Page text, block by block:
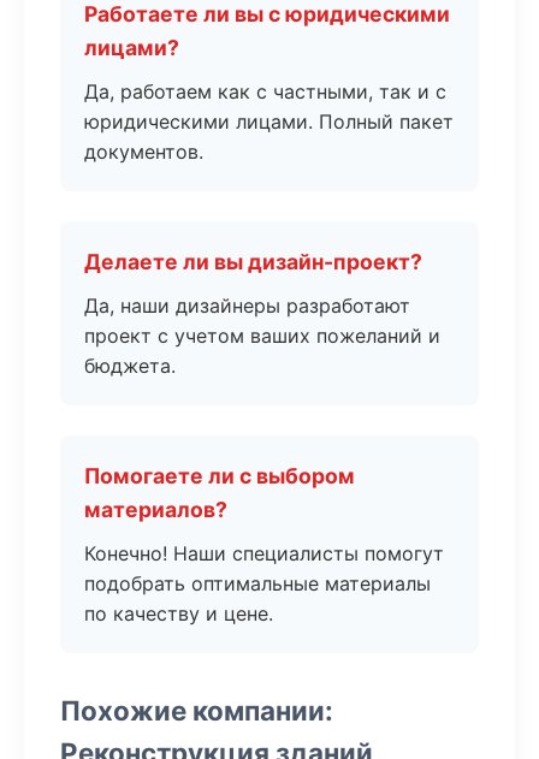
Работаете ли вы с юридическими
лицами?
Да, работаем как с частными, так и с
юридическими лицами. Полный пакет
документов.
Делаете ли вы дизайн-проект?
Да, наши дизайнеры разработают
проект с учетом ваших пожеланий и
бюджета.
Помогаете ли с выбором
материалов?
Конечно! Наши специалисты помогут
подобрать оптимальные материалы
по качеству и цене.
Похожие компании:
Реконструкция зданий